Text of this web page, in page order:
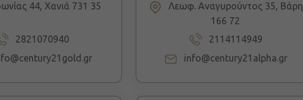
44, Χανιά 731 35
2821070940
Λεωφ. Αναγυρούντος 35, Βάρη
166 72
2114114949
info@century21alpha.gr